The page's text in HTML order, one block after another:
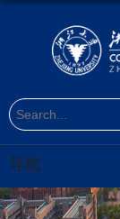
导航